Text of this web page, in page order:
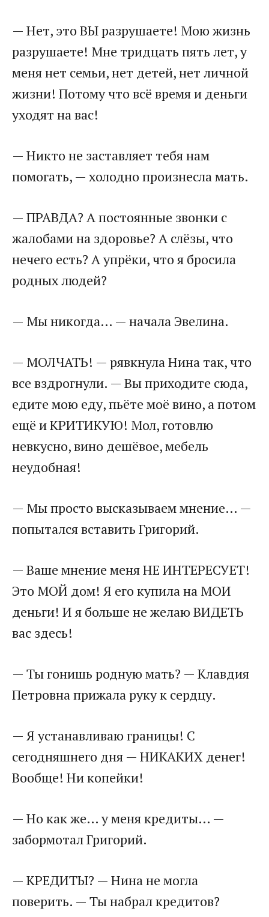
— Нет, это ВЫ разрушаете! Мою жизнь
разрушаете! Мне тридцать пять лет, у
меня нет семьи, нет детей, нет личной
жизни! Потому что всё время и деньги
уходят на вас!
— Никто не заставляет тебя нам
помогать, — холодно произнесла мать.
— ПРАВДА? А постоянные звонки с
жалобами на здоровье? А слёзы, что
нечего есть? А упрёки, что я бросила
родных людей?
— Мы никогда… — начала Эвелина.
— МОЛЧАТЬ! — рявкнула Нина так, что
все вздрогнули. — Вы приходите сюда,
едите мою еду, пьёте моё вино, а потом
ещё и КРИТИКУЮ! Мол, готовлю
невкусно, вино дешёвое, мебель
неудобная!
— Мы просто высказываем мнение… —
попытался вставить Григорий.
— Ваше мнение меня НЕ ИНТЕРЕСУЕТ!
Это МОЙ дом! Я его купила на МОИ
деньги! И я больше не желаю ВИДЕТЬ
вас здесь!
— Ты гонишь родную мать? — Клавдия
Петровна прижала руку к сердцу.
— Я устанавливаю границы! С
сегодняшнего дня — НИКАКИХ денег!
Вообще! Ни копейки!
— Но как же… у меня кредиты… —
забормотал Григорий.
— КРЕДИТЫ? — Нина не могла
поверить. — Ты набрал кредитов?